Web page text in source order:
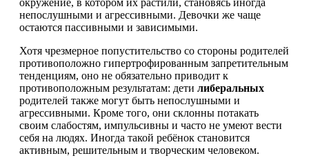
окружение, в котором их растили, становясь иногда
непослушными и агрессивными. Девочки же чаще
остаются пассивными и зависимыми.
Хотя чрезмерное попустительство со стороны родителей
противоположно гипертрофированным запретительным
тенденциям, оно не обязательно приводит к
противоположным результатам: дети либеральных
родителей также могут быть непослушными и
агрессивными. Кроме того, они склонны потакать
своим слабостям, импульсивны и часто не умеют вести
себя на людях. Иногда такой ребёнок становится
активным, решительным и творческим человеком.